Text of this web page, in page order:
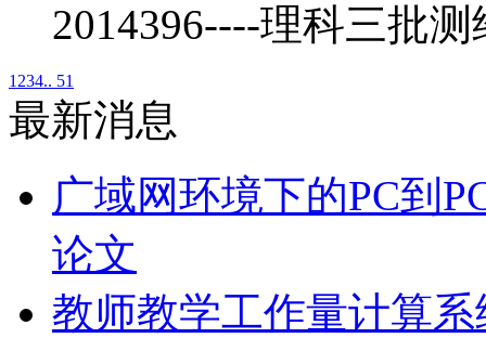
2014396----理科三批
1 234.. 51
最新消息
广域网环境下的PC到
论文
教师教学工作量计算